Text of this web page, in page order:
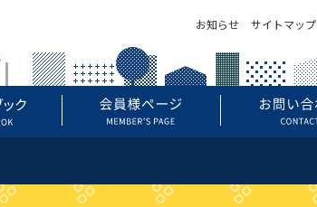
お知らせ サイトマップ